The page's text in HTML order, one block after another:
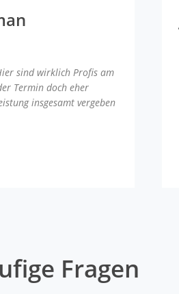
sind wirklich Profis am
Termin doch eher
insgesamt vergeben
Fragen